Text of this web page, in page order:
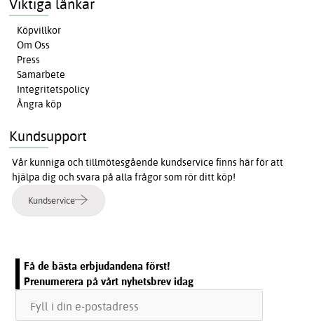
Viktiga länkar
Köpvillkor
Om Oss
Press
Samarbete
Integritetspolicy
Ångra köp
Kundsupport
Vår kunniga och tillmötesgående kundservice finns här för att
hjälpa dig och svara på alla frågor som rör ditt köp!
Kundservice
Få de bästa erbjudandena först!
Prenumerera på vårt nyhetsbrev idag